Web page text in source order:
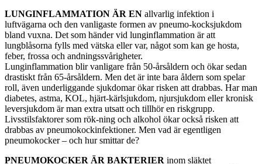
LUNGINFLAMMATION ÄR EN allvarlig infektion i
luftvägarna och den vanligaste formen av pneumo-kocksjukdom
bland vuxna. Det som händer vid lunginflammation är att
lungblåsorna fylls med vätska eller var, något som kan ge hosta,
feber, frossa och andningssvårigheter.
Lunginflammation blir vanligare från 50-årsåldern och ökar sedan
drastiskt från 65-årsåldern. Men det är inte bara åldern som spelar
roll, även underliggande sjukdomar ökar risken att drabbas. Har man
diabetes, astma, KOL, hjärt-kärlsjukdom, njursjukdom eller kronisk
leversjukdom är man extra utsatt och tillhör en riskgrupp.
Livsstilsfaktorer som rök-ning och alkohol ökar också risken att
drabbas av pneumokockinfektioner. Men vad är egentligen
pneumokocker – och hur smittar de?
PNEUMOKOCKER ÄR BAKTERIER inom släktet